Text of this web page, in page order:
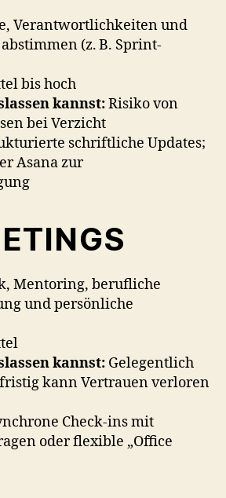
Verantwortlichkeiten und
(z. B. Sprint-
bis hoch
kannst:Risiko von
bei Verzicht
schriftliche Updates;
Asana zur
Mentoring, berufliche
und persönliche
kannst: Gelegentlich
kann Vertrauen verloren
Check-ins mit
oder flexible „Office